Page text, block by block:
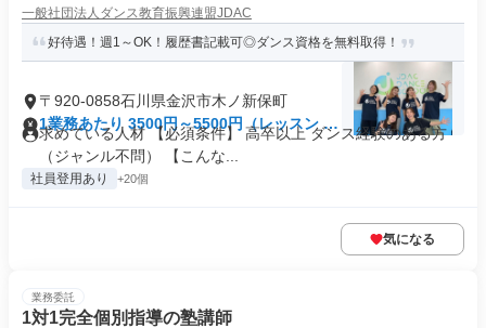
一般社団法人ダンス教育振興連盟JDAC
好待遇！週1～OK！履歴書記載可◎ダンス資格を無料取得！
〒920-0858石川県金沢市木ノ新保町
1業務あたり 3500円～5500円（レッスン 60
分）
求めている人材 【必須条件】 高卒以上 ダンス経験のある方
（ジャンル不問） 【こんな...
社員登用あり +20個
気になる
業務委託
1対1完全個別指導の塾講師